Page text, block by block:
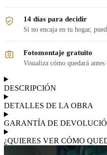
14 días para decidir
Si no encaja en tu hogar,
Fotomontaje gratuito
Visualiza cómo quedará antes
DESCRIPCIÓN
DETALLES DE LA OBRA
GARANTÍA DE
¿QUIERES VER CÓMO